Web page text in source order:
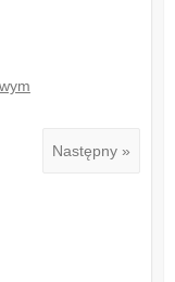
Następny »